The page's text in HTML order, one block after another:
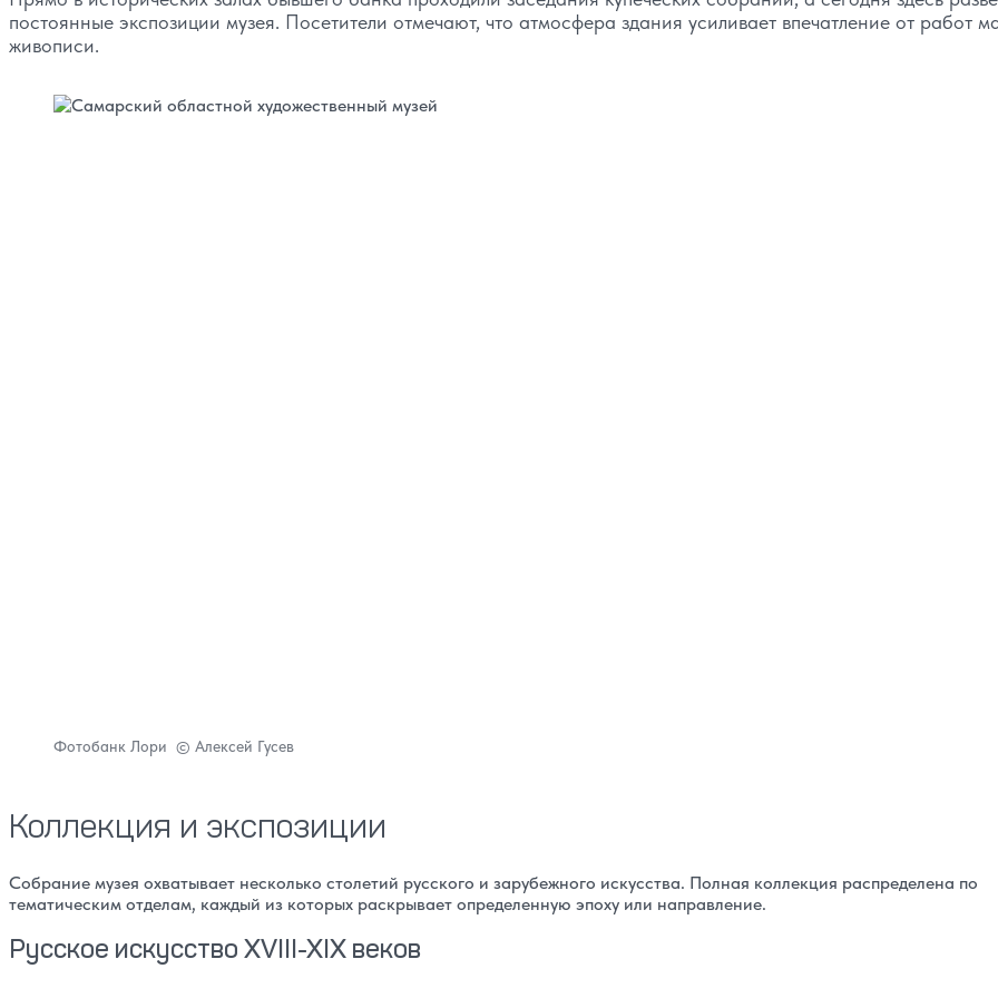
постоянные экспозиции музея. Посетители отмечают, что атмосфера здания усиливает впечатление от работ
живописи.
Фотобанк Лори © Алексей Гусев
Коллекция и экспозиции
Собрание музея охватывает несколько столетий русского и зарубежного искусства. Полная коллекция распределена по
тематическим отделам, каждый из которых раскрывает определенную эпоху или направление.
Русское искусство XVIII-XIX веков